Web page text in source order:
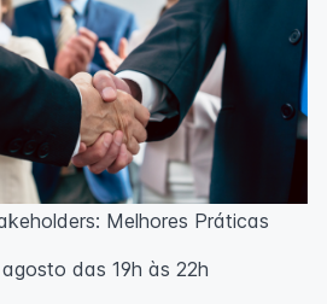
do curso são realizadas com
por computador, celular
de dados e horário e os
​​antecipadamente.
direito de não realizar o curso
Melhores Práticas
das 19h às 22h